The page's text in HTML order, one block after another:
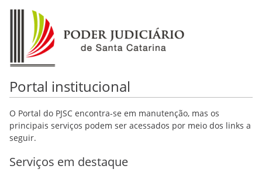
Portal institucional
O Portal do PJSC encontra-se em manutenção, mas os
principais serviços podem ser acessados por meio dos links a
seguir.
Serviços em destaque